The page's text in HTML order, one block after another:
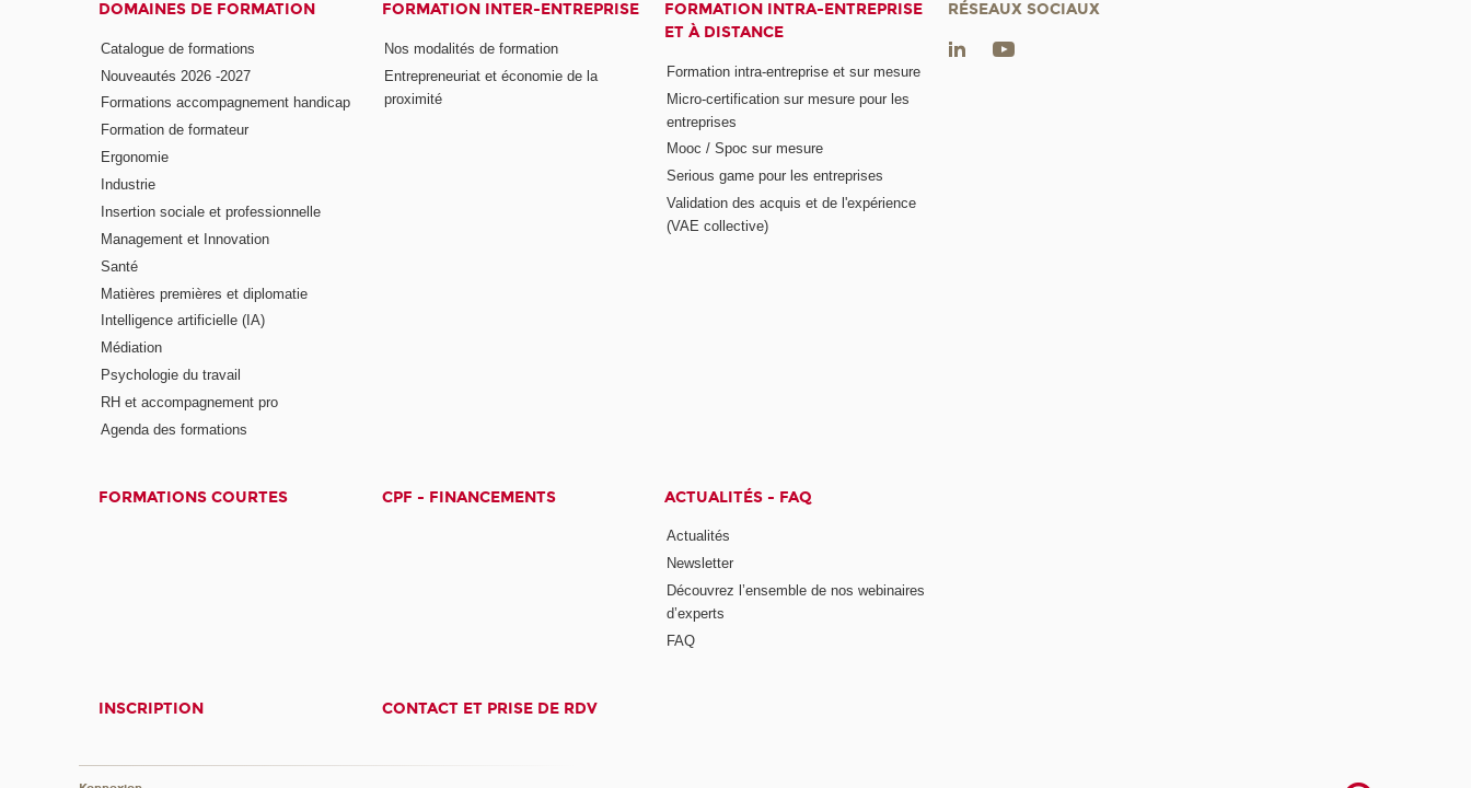
DOMAINES DE FORMATION
Catalogue de formations
Nouveautés 2026 -2027
Formations accompagnement handicap
Formation de formateur
Ergonomie
Industrie
Insertion sociale et professionnelle
Management et Innovation
Santé
Matières premières et diplomatie
Intelligence artificielle (IA)
Médiation
Psychologie du travail
RH et accompagnement pro
Agenda des formations
FORMATION INTER-ENTREPRISE
Nos modalités de formation
Entrepreneuriat et économie de la
proximité
FORMATION INTRA-ENTREPRISE
ET À DISTANCE
Formation intra-entreprise et sur mesure
Micro-certification sur mesure pour les
entreprises
Mooc / Spoc sur mesure
Serious game pour les entreprises
Validation des acquis et de l'expérience
(VAE collective)
FORMATIONS COURTES CPF - FINANCEMENTS ACTUALITÉS - FAQ
Actualités
Newsletter
Découvrez l’ensemble de nos webinaires
d’experts
FAQ
INSCRIPTION CONTACT ET PRISE DE RDV
RÉSEAUX SOCIAUX